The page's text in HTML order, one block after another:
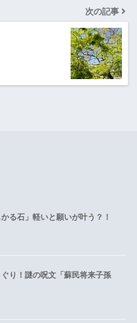
次の記事
る石」軽いと願いが叶う？！
り！謎の呪文「蘇民将来子孫